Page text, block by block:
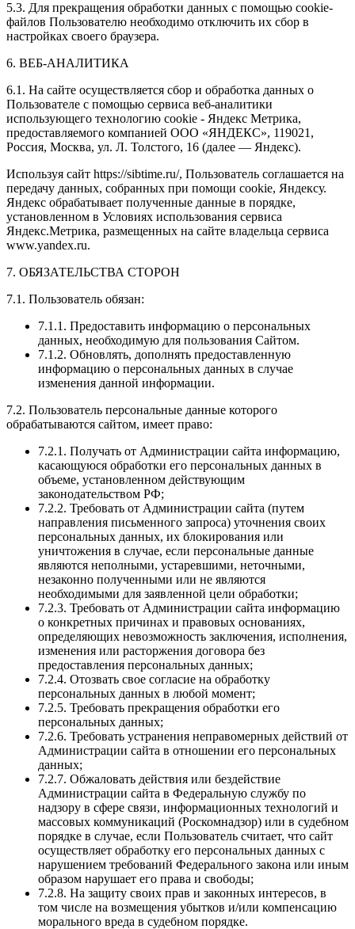
5.3. Для прекращения обработки данных с помощью cookie-
файлов Пользователю необходимо отключить их сбор в
настройках своего браузера.
6. ВЕБ-АНАЛИТИКА
6.1. На сайте осуществляется сбор и обработка данных о
Пользователе с помощью сервиса веб-аналитики
использующего технологию cookie - Яндекс Метрика,
предоставляемого компанией ООО «ЯНДЕКС», 119021,
Россия, Москва, ул. Л. Толстого, 16 (далее — Яндекс).
Используя сайт https://sibtime.ru/, Пользователь соглашается на
передачу данных, собранных при помощи cookie, Яндексу.
Яндекс обрабатывает полученные данные в порядке,
установленном в Условиях использования сервиса
Яндекс.Метрика, размещенных на сайте владельца сервиса
www.yandex.ru.
7. ОБЯЗАТЕЛЬСТВА СТОРОН
7.1. Пользователь обязан:
7.1.1. Предоставить информацию о персональных
данных, необходимую для пользования Сайтом.
7.1.2. Обновлять, дополнять предоставленную
информацию о персональных данных в случае
изменения данной информации.
7.2. Пользователь персональные данные которого
обрабатываются сайтом, имеет право:
7.2.1. Получать от Администрации сайта информацию,
касающуюся обработки его персональных данных в
объеме, установленном действующим
законодательством РФ;
7.2.2. Требовать от Администрации сайта (путем
направления письменного запроса) уточнения своих
персональных данных, их блокирования или
уничтожения в случае, если персональные данные
являются неполными, устаревшими, неточными,
незаконно полученными или не являются
необходимыми для заявленной цели обработки;
7.2.3. Требовать от Администрации сайта информацию
о конкретных причинах и правовых основаниях,
определяющих невозможность заключения, исполнения,
изменения или расторжения договора без
предоставления персональных данных;
7.2.4. Отозвать свое согласие на обработку
персональных данных в любой момент;
7.2.5. Требовать прекращения обработки его
персональных данных;
7.2.6. Требовать устранения неправомерных действий от
Администрации сайта в отношении его персональных
данных;
7.2.7. Обжаловать действия или бездействие
Администрации сайта в Федеральную службу по
надзору в сфере связи, информационных технологий и
массовых коммуникаций (Роскомнадзор) или в судебном
порядке в случае, если Пользователь считает, что сайт
осуществляет обработку его персональных данных с
нарушением требований Федерального закона или иным
образом нарушает его права и свободы;
7.2.8. На защиту своих прав и законных интересов, в
том числе на возмещения убытков и/или компенсацию
морального вреда в судебном порядке.